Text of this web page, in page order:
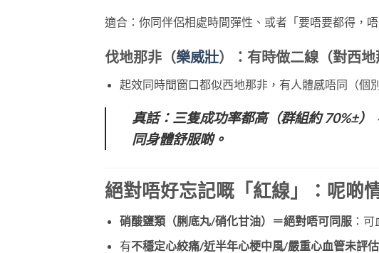
適合：你同伴侶相處時間彈性、或者「要唔要都得，
伐地那非（樂威壯） ：有時做二線（對西
起效同時間窗口都似西地那非，有人體感唔同（個
真話：三隻成功率都高（群組約 70%±
同身體舒服啲。
絕對唔好忘記嘅「紅線」：呢啲
硝酸鹽類（脷底丸/硝化甘油）＝絕對唔可同服：可
有不穩定心絞痛/近半年心梗中風/嚴重心血管未評估